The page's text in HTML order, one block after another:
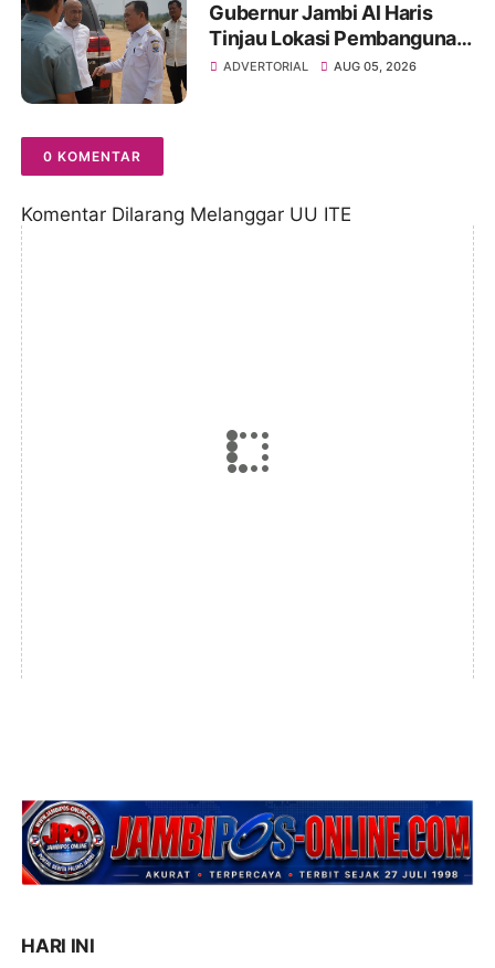
Gubernur Jambi Al Haris
Tinjau Lokasi Pembangunan
Sekolah Rakyat dan Lokasi
ADVERTORIAL AUG 05, 2026
0 KOMENTAR
Komentar Dilarang Melanggar UU ITE
HARI INI